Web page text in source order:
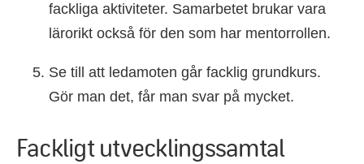
fackliga aktiviteter. Samarbetet brukar vara
lärorikt också för den som har mentorrollen.
Se till att ledamoten går facklig grundkurs.
Gör man det, får man svar på mycket.
Fackligt utvecklingssamtal